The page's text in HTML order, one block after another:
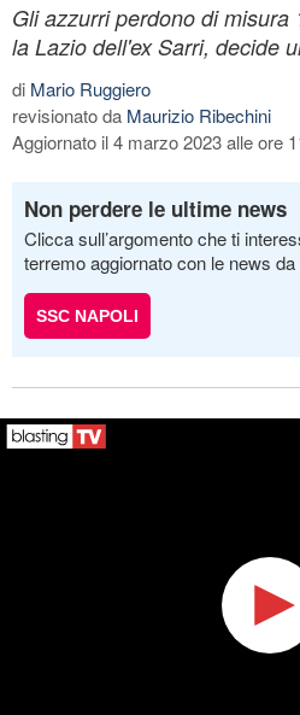
Gli azzurri perdono di
la Lazio dell'ex Sarri, decide
di Mario Ruggiero
revisionato da Maurizio Ribechini
Aggiornato il 4 marzo 2023 alle ore
Non perdere le ultime news
Clicca sull’argomento che ti
terremo aggiornato con le news da
SSC NAPOLI